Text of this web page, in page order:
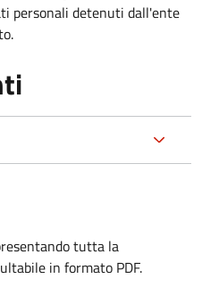
personali detenuti dall'ente
tutta la
in formato PDF.